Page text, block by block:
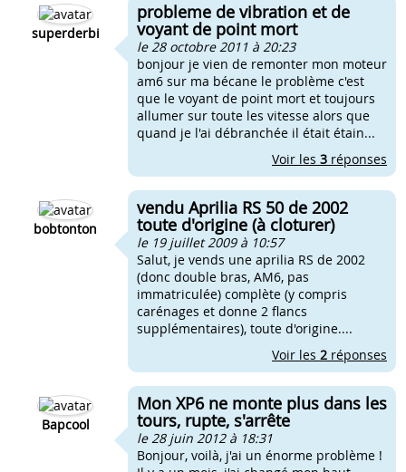
superderbi
probleme de vibration et de
voyant de point mort
le 28 octobre 2011 à 20:23
bonjour je vien de remonter mon moteur
am6 sur ma bécane le problème c'est
que le voyant de point mort et toujours
allumer sur toute les vitesse alors que
quand je l'ai débranchée il était étain...
Voir les 3 réponses
bobtonton
vendu Aprilia RS 50 de 2002
toute d'origine (à cloturer)
le 19 juillet 2009 à 10:57
Salut, je vends une aprilia RS de 2002
(donc double bras, AM6, pas
immatriculée) complète (y compris
carénages et donne 2 flancs
supplémentaires), toute d'origine....
Voir les 2 réponses
Bapcool
Mon XP6 ne monte plus dans les
tours, rupte, s'arrête
le 28 juin 2012 à 18:31
Bonjour, voilà, j'ai un énorme problème !